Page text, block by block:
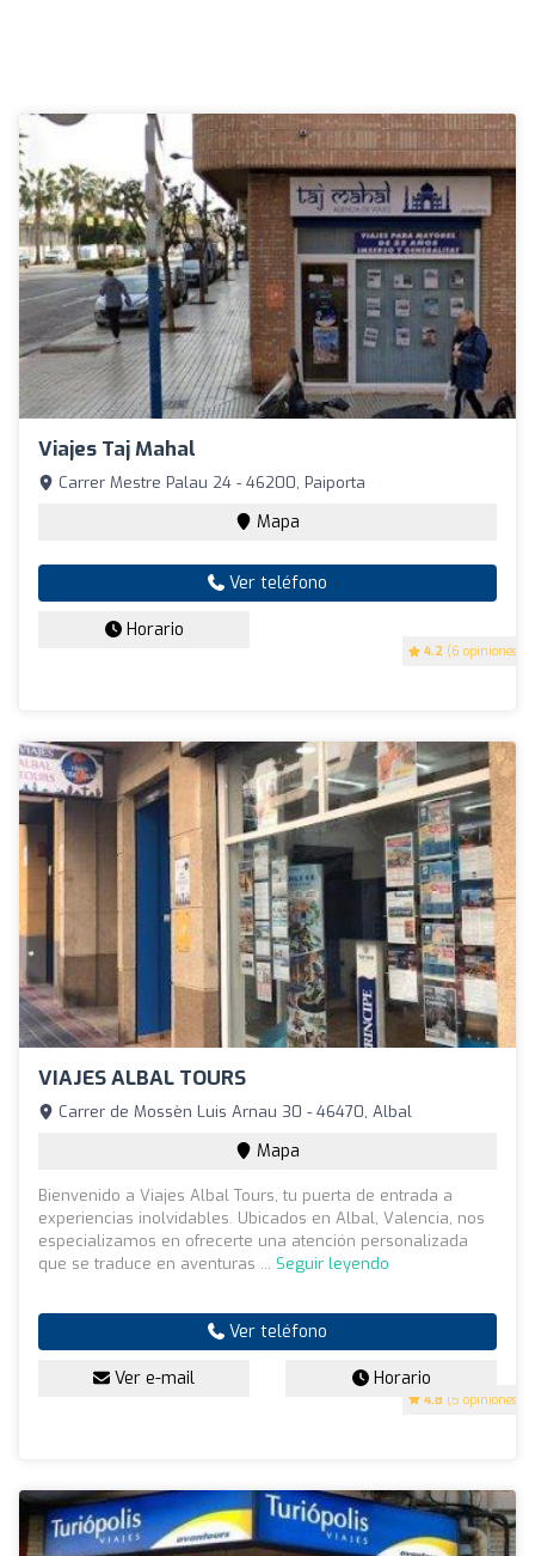
Viajes Taj Mahal
4.2 (6 opiniones)
Carrer Mestre Palau 24 - 46200, Paiporta
Mapa
Ver teléfono
Horario
VIAJES ALBAL TOURS
4.8 (5 opiniones)
Carrer de Mossèn Luis Arnau 30 - 46470, Albal
Mapa
Bienvenido a Viajes Albal Tours, tu puerta de entrada a
experiencias inolvidables. Ubicados en Albal, Valencia, nos
especializamos en ofrecerte una atención personalizada
que se traduce en aventuras ... Seguir leyendo
Ver teléfono
Ver e-mail Horario